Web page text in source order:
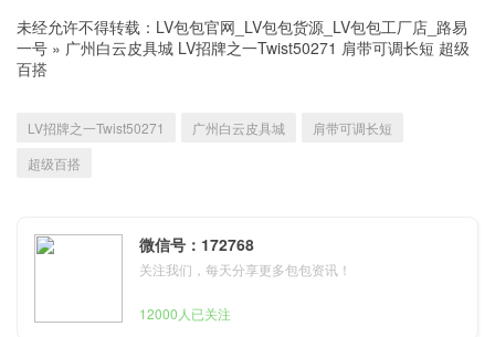
未经允许不得转载： LV包包官网_LV包包货源_LV包包工厂店_路易
一号 » 广州白云皮具城 LV招牌之一Twist50271 肩带可调长短 超级
百搭
LV招牌之一Twist50271 广州白云皮具城
肩带可调长短
超级百搭
微信号：172768
关注我们，每天分享更多包包资讯！
12000人已关注